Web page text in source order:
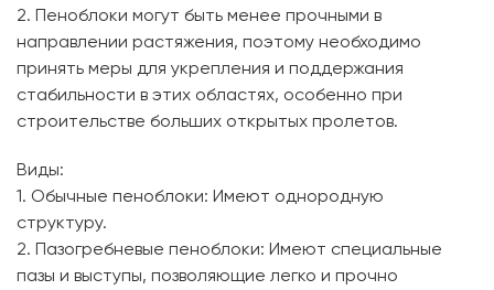
2. Пеноблоки могут быть менее прочными в
направлении растяжения, поэтому необходимо
принять меры для укрепления и поддержания
стабильности в этих областях, особенно при
строительстве больших открытых пролетов.
Виды:
1. Обычные пеноблоки: Имеют однородную
структуру.
2. Пазогребневые пеноблоки: Имеют специальные
пазы и выступы, позволяющие легко и прочно